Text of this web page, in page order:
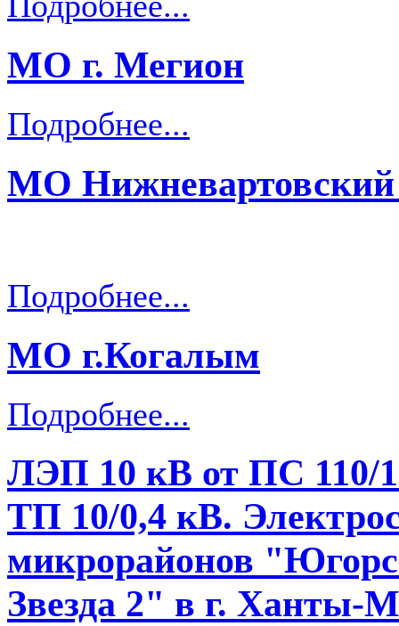
МО г. Мегион
Подробнее...
МО Нижневартовский
Подробнее...
МО г.Когалым
Подробнее...
ЛЭП 10 кВ от ПС 110/
ТП 10/0,4 кВ.
микрорайонов
Звезда 2" в г. Ханты-